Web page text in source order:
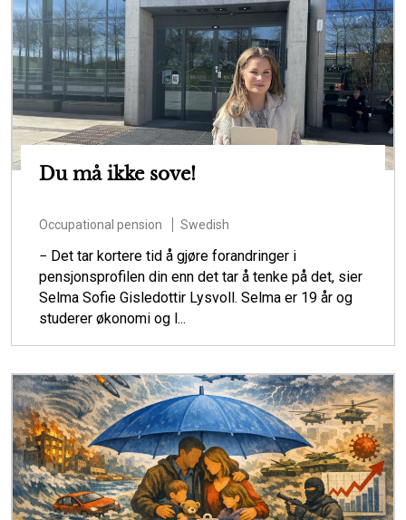
Du må ikke sove!
Occupational pension Swedish
− Det tar kortere tid å gjøre forandringer i
pensjonsprofilen din enn det tar å tenke på det, sier
Selma Sofie Gisledottir Lysvoll. Selma er 19 år og
studerer økonomi og l...